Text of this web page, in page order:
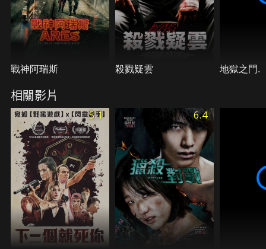
戰神阿瑞斯 殺戮疑雲 地獄之門.
相關影片
5.1 6.4